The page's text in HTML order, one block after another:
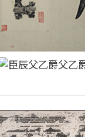
父乙